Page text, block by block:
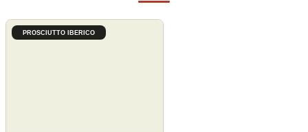
PROSCIUTTO IBERICO